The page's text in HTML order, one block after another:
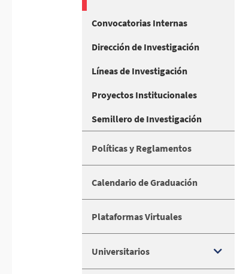
Convocatorias Internas
Dirección de Investigación
Líneas de Investigación
Proyectos Institucionales
Semillero de Investigación
Políticas y Reglamentos
Calendario de Graduación
Plataformas Virtuales
Universitarios